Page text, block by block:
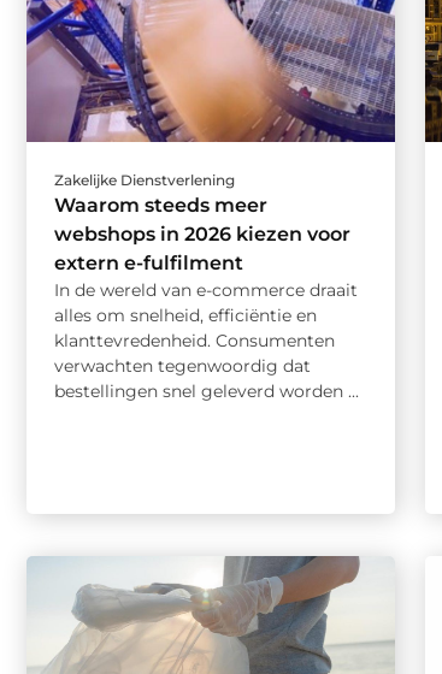
Zakelijke Dienstverlening
Waarom steeds meer
webshops in 2026 kiezen voor
extern e-fulfilment
In de wereld van e-commerce draait
alles om snelheid, efficiëntie en
klanttevredenheid. Consumenten
verwachten tegenwoordig dat
bestellingen snel geleverd worden ...